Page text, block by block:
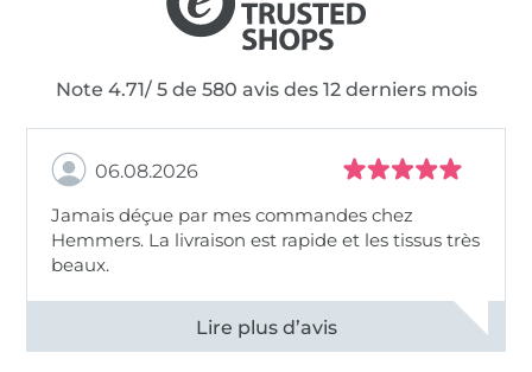
Note 4.71/ 5 de 580 avis des 12 derniers mois
06.08.2026
Jamais déçue par mes commandes chez
Hemmers. La livraison est rapide et les tissus très
beaux.
Voir tous les 11496 commentaires